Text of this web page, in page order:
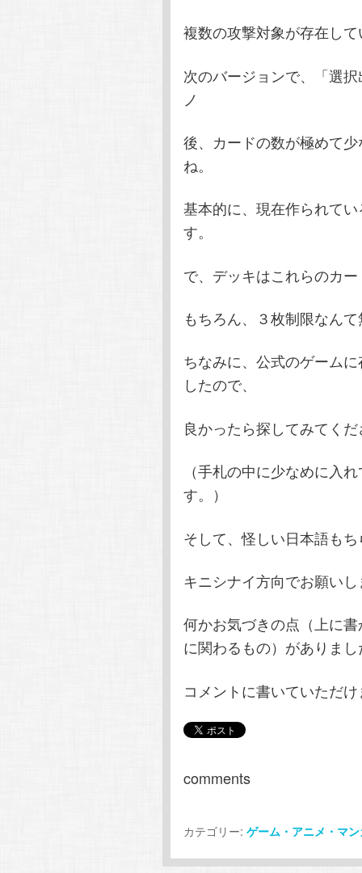
複数の攻撃対象が存在し
次のバージョンで、「選
ノ
後、カードの数が極めて
ね。
基本的に、現在作られて
す。
で、デッキはこれらのカ
もちろん、３枚制限なん
ちなみに、公式のゲーム
したので、
良かったら探してみてく
（手札の中に少なめに入
す。）
そして、怪しい日本語も
キニシナイ方向でお願いし
何かお気づきの点（上に
に関わるもの）がありま
コメントに書いていただ
comments
カテゴリー: ゲーム・アニメ・マ